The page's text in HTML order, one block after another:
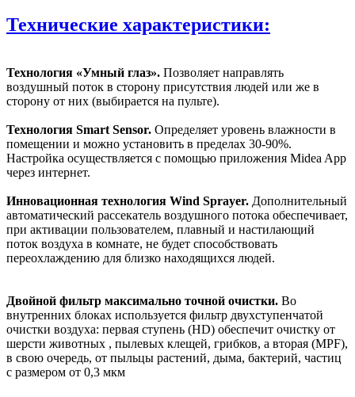
Технические характеристики:
Технология «Умный глаз». Позволяет направлять
воздушный поток в сторону присутствия людей или же в
сторону от них (выбирается на пульте).
Технология Smart Sensor. Определяет уровень влажности в
помещении и можно установить в пределах 30-90%.
Настройка осуществляется с помощью приложения Midea App
через интернет.
Инновационная технология Wind Sprayer. Дополнительный
автоматический рассекатель воздушного потока обеспечивает,
при активации пользователем, плавный и настилающий
поток воздуха в комнате, не будет способствовать
переохлаждению для близко находящихся людей.
Двойной фильтр максимально точной очистки. Во
внутренних блоках используется фильтр двухступенчатой
очистки воздуха: первая ступень (HD) обеспечит очистку от
шерсти животных , пылевых клещей, грибков, а вторая (MPF),
в свою очередь, от пыльцы растений, дыма, бактерий, частиц
с размером от 0,3 мкм